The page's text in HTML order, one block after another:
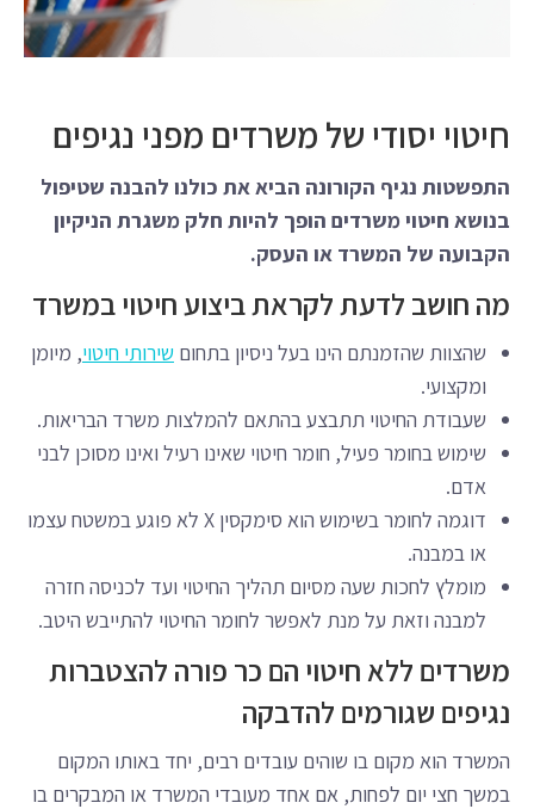
חיטוי יסודי של משרדים מפני נגיפים
התפשטות נגיף הקורונה הביא את כולנו להבנה שטיפול
בנושא חיטוי משרדים הופך להיות חלק משגרת הניקיון
הקבועה של המשרד או העסק.
מה חושב לדעת לקראת ביצוע חיטוי במשרד
שהצוות שהזמנתם הינו בעל ניסיון בתחום שירותי חיטוי, מיומן
ומקצועי.
שעבודת החיטוי תתבצע בהתאם להמלצות משרד הבריאות.
שימוש בחומר פעיל, חומר חיטוי שאינו רעיל ואינו מסוכן לבני
אדם.
דוגמה לחומר בשימוש הוא סימקסין X לא פוגע במשטח עצמו
או במבנה.
מומלץ לחכות שעה מסיום תהליך החיטוי ועד לכניסה חזרה
למבנה וזאת על מנת לאפשר לחומר החיטוי להתייבש היטב.
משרדים ללא חיטוי הם כר פורה להצטברות
נגיפים שגורמים להדבקה
המשרד הוא מקום בו שוהים עובדים רבים, יחד באותו המקום
במשך חצי יום לפחות, אם אחד מעובדי המשרד או המבקרים בו